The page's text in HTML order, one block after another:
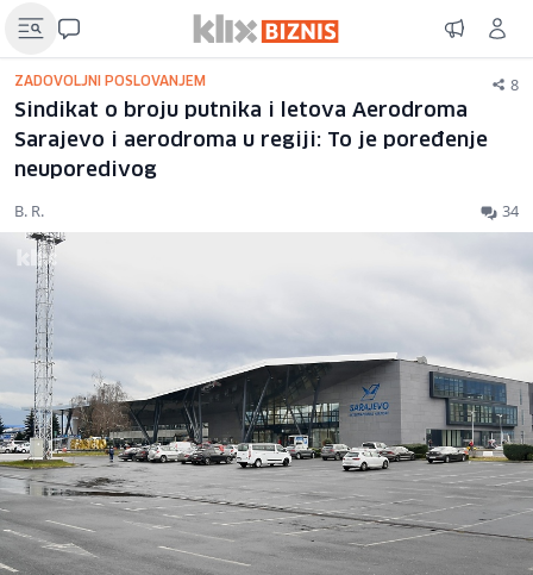
ZADOVOLJNI POSLOVANJEM 8
Sindikat o broju putnika i letova Aerodroma
Sarajevo i aerodroma u regiji: To je poređenje
neuporedivog
B. R. 34